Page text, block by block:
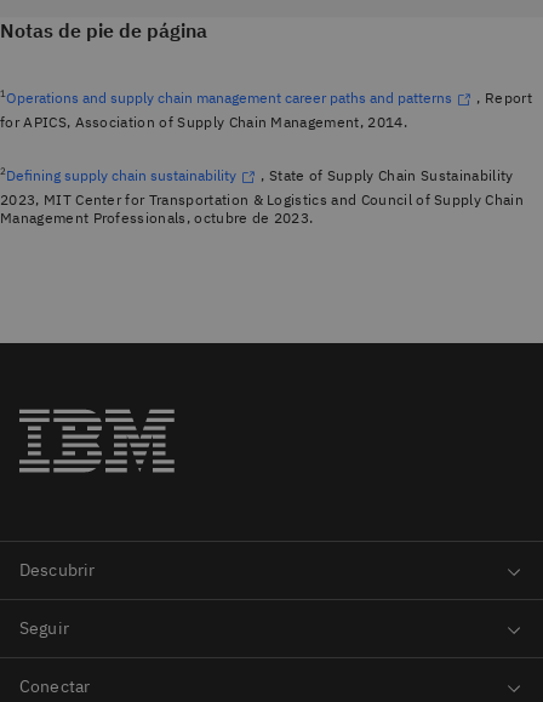
Notas de pie de página
1Operations and supply chain management career paths and patterns
, Report
for APICS, Association of Supply Chain Management, 2014.
2 Defining supply chain sustainability
, State of Supply Chain Sustainability
2023, MIT Center for Transportation & Logistics and Council of Supply Chain
Management Professionals, octubre de 2023.